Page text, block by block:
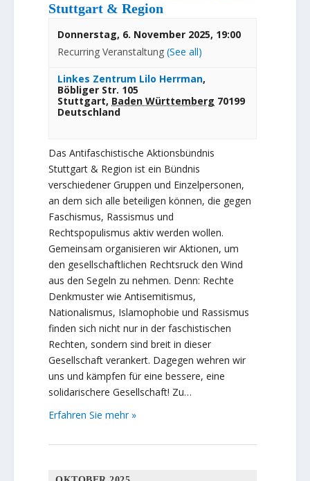
Stuttgart & Region
Donnerstag, 6. November 2025, 19:00
Recurring Veranstaltung(See all)
Linkes Zentrum Lilo Herrman,
Böbliger Str. 105
Stuttgart, Baden Württemberg 70199
Deutschland
Das Antifaschistische Aktionsbündnis
Stuttgart & Region ist ein Bündnis
verschiedener Gruppen und Einzelpersonen,
an dem sich alle beteiligen können, die gegen
Faschismus, Rassismus und
Rechtspopulismus aktiv werden wollen.
Gemeinsam organisieren wir Aktionen, um
den gesellschaftlichen Rechtsruck den Wind
aus den Segeln zu nehmen. Denn: Rechte
Denkmuster wie Antisemitismus,
Nationalismus, Islamophobie und Rassismus
finden sich nicht nur in der faschistischen
Rechten, sondern sind breit in dieser
Gesellschaft verankert. Dagegen wehren wir
uns und kämpfen für eine bessere, eine
solidarischere Gesellschaft! Zu…
Erfahren Sie mehr »